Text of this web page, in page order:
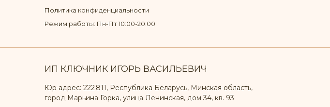
Политика конфиденциальности
Режим работы: Пн-Пт 10:00-20:00
ИП КЛЮЧНИК ИГОРЬ ВАСИЛЬЕВИЧ
Юр адрес: 222 811, Республика Беларусь, Минская область,
город Марьина Горка, улица Ленинская, дом 34, кв. 93